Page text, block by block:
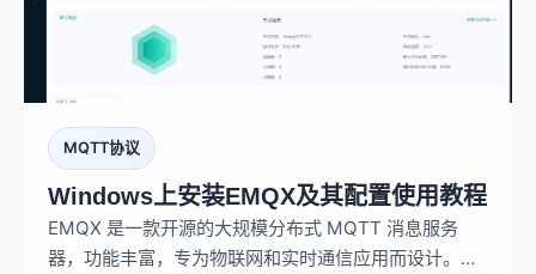
MQTT协议
Windows上安装EMQX及其配置使用教程
EMQX 是一款开源的大规模分布式 MQTT 消息服务
器，功能丰富，专为物联网和实时通信应用而设计。